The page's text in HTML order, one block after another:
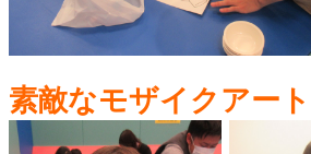
素敵なモザイクアー